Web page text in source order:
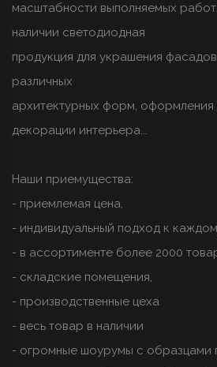
масштабности выполняемых
наличии светодиодная
продукция для украшения
различных
архитектурных форм, оформления
декорации интерьера...
Наши приемущества:
- приемлемая цена,
- индивидуальный подход к
- в ассортименте более 2000
- складские помещения,
- производственные цеха
- весь товар в наличии
- огромные шоурумы с образцами